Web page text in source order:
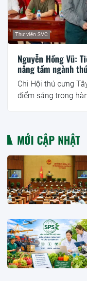
Thư viện SVC
Nguyễn Hồng Vũ:
nâng tầm ngành
Chi Hội thú cưng
điểm sáng trong
MỚI CẬP NHẬT